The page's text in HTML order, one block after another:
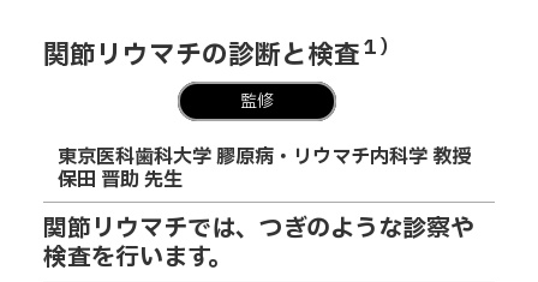
関節リウマチの診断と検査１）
監修
東京医科歯科大学 膠原病・リウマチ内科学 教授
保田 晋助 先生
関節リウマチでは、つぎのような診察や
検査を行います。